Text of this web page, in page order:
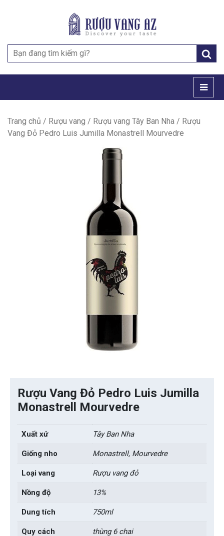
Search
for:
Trang chủ / Rượu vang / Rượu vang Tây Ban Nha / Rượu
Vang Đỏ Pedro Luis Jumilla Monastrell Mourvedre
Rượu Vang Đỏ Pedro Luis Jumilla
Monastrell Mourvedre
Xuất xứ Tây Ban Nha
Giống nho Monastrell, Mourvedre
Loại vang Rượu vang đỏ
Nồng độ 13%
Dung tích 750ml
Quy cách thùng 6 chai